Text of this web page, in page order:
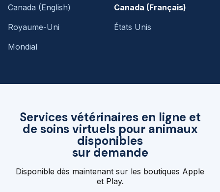
Services vétérinaires en ligne et
de soins virtuels pour animaux
disponibles
sur demande
Disponible dès maintenant sur les boutiques Apple
et Play.
Canada (English)
Canada (Français)
Royaume-Uni
États Unis
Mondial